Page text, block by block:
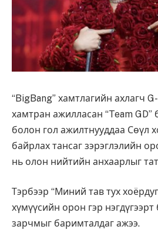
“BigBang” хамтлагийн ахлагч
хамтран ажилласан “Team
болон гол ажилтнууддаа Сөүл
байрлах тансаг зэрэглэлийн
нь олон нийтийн анхаарлыг
Тэрбээр “Миний тав тух
хүмүүсийн орон гэр нэгдүгээрт
зарчмыг баримталдаг ажээ.